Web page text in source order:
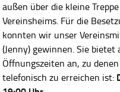
außen über die kleine
Vereinsheims. Für die
konnten wir unser
(Jenny) gewinnen. Sie bietet
Öffnungszeiten an, zu
telefonisch zu erreichen ist: